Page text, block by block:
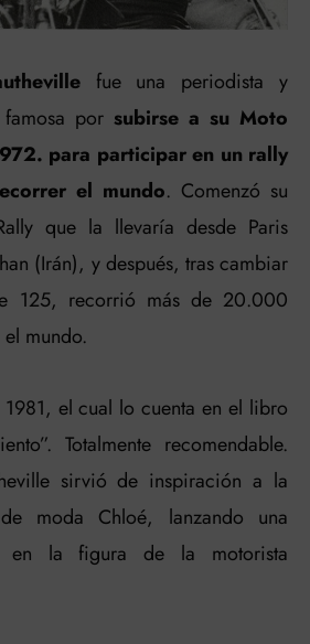
fue una periodista y
por subirse a su Moto
para participar en un rally
el mundo. Comenzó su
que la llevaría desde Paris
(Irán), y después, tras cambiar
125, recorrió más de 20.000
mundo.
el cual lo cuenta en el libro
Totalmente recomendable.
sirvió de inspiración a la
moda Chloé, lanzando una
en la figura de la motorista